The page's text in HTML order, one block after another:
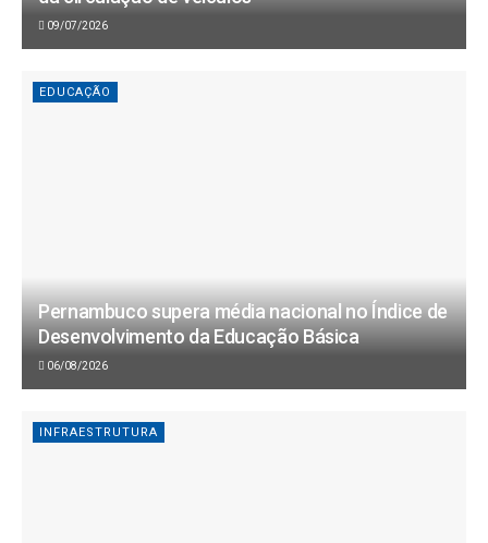
09/07/2026
EDUCAÇÃO
Pernambuco supera média nacional no Índice de
Desenvolvimento da Educação Básica
06/08/2026
INFRAESTRUTURA